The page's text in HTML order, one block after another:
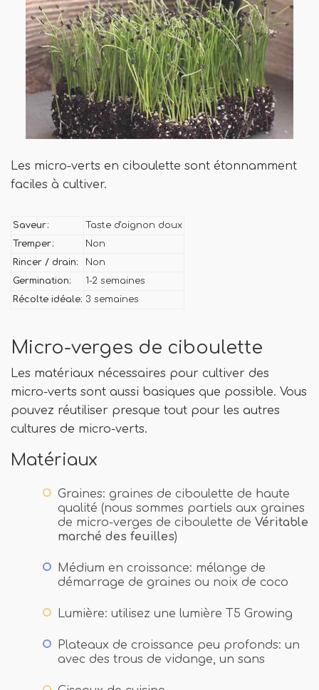
Les micro-verts en ciboulette sont étonnamment
faciles à cultiver.
Saveur:
Taste d'oignon doux
Tremper:
Non
Rincer / drain:
Non
Germination:
1-2 semaines
Récolte idéale: 3 semaines
Micro-verges de ciboulette
Les matériaux nécessaires pour cultiver des
micro-verts sont aussi basiques que possible. Vous
pouvez réutiliser presque tout pour les autres
cultures de micro-verts.
Matériaux
Graines: graines de ciboulette de haute
qualité (nous sommes partiels aux graines
de micro-verges de ciboulette de Véritable
marché des feuilles)
Médium en croissance: mélange de
démarrage de graines ou noix de coco
Lumière: utilisez une lumière T5 Growing
Plateaux de croissance peu profonds: un
avec des trous de vidange, un sans